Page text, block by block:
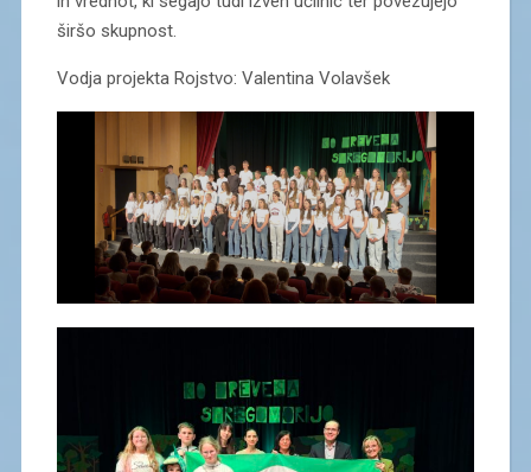
širšo skupnost.
Vodja projekta Rojstvo: Valentina Volavšek